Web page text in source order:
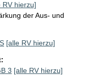
RV hierzu]
der Aus- und
[alle RV hierzu]
3 [alle RV hierzu]